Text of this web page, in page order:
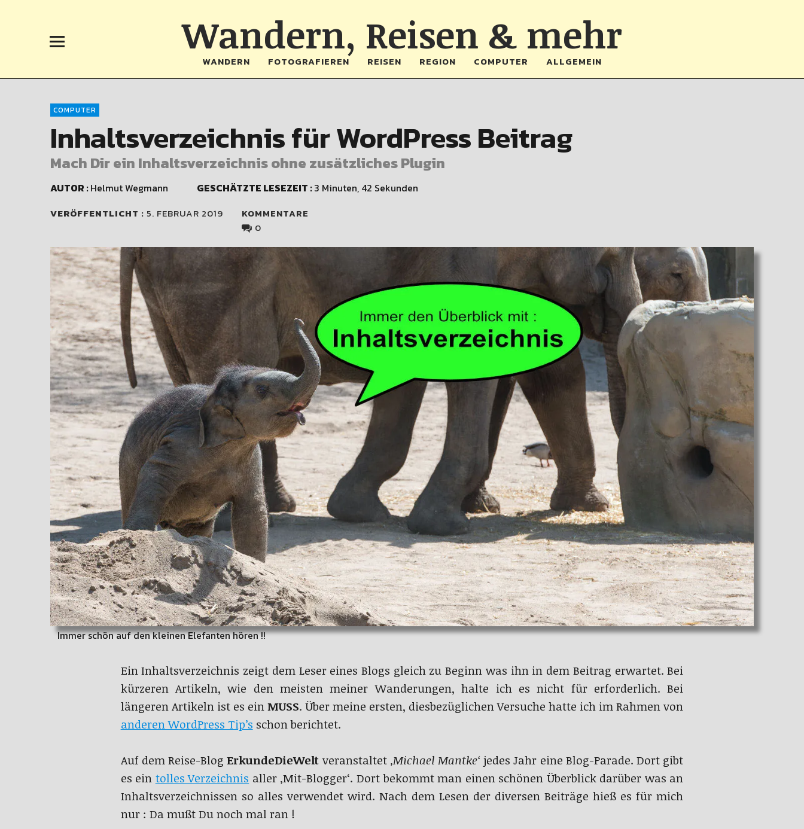
Wandern, Reisen & mehr
WANDERN FOTOGRAFIEREN REISEN REGION COMPUTER ALLGEMEIN
COMPUTER
Inhaltsverzeichnis für WordPress Beitrag
Mach Dir ein Inhaltsverzeichnis ohne zusätzliches Plugin
AUTOR :Helmut Wegmann GESCHÄTZTE LESEZEIT :3 Minuten, 42 Sekunden
VERÖFFENTLICHT : 5. FEBRUAR 2019
KOMMENTARE
0
Immer schön auf den kleinen Elefanten hören !!
Ein Inhaltsverzeichnis zeigt dem Leser eines Blogs gleich zu Beginn was ihn in dem Beitrag erwartet. Bei
kürzeren Artikeln, wie den meisten meiner Wanderungen, halte ich es nicht für erforderlich. Bei
längeren Artikeln ist es einMUSS. Über meine ersten, diesbezüglichen Versuche hatte ich im Rahmen von
anderen WordPress Tip’s schon berichtet.
Auf dem Reise-BlogErkundeDieWelt veranstaltet ‚Michael Mantke‘ jedes Jahr eine Blog-Parade. Dort gibt
es ein tolles Verzeichnis aller ‚Mit-Blogger‘. Dort bekommt man einen schönen Überblick darüber was an
Inhaltsverzeichnissen so alles verwendet wird. Nach dem Lesen der diversen Beiträge hieß es für mich
nur : Da mußt Du noch mal ran !